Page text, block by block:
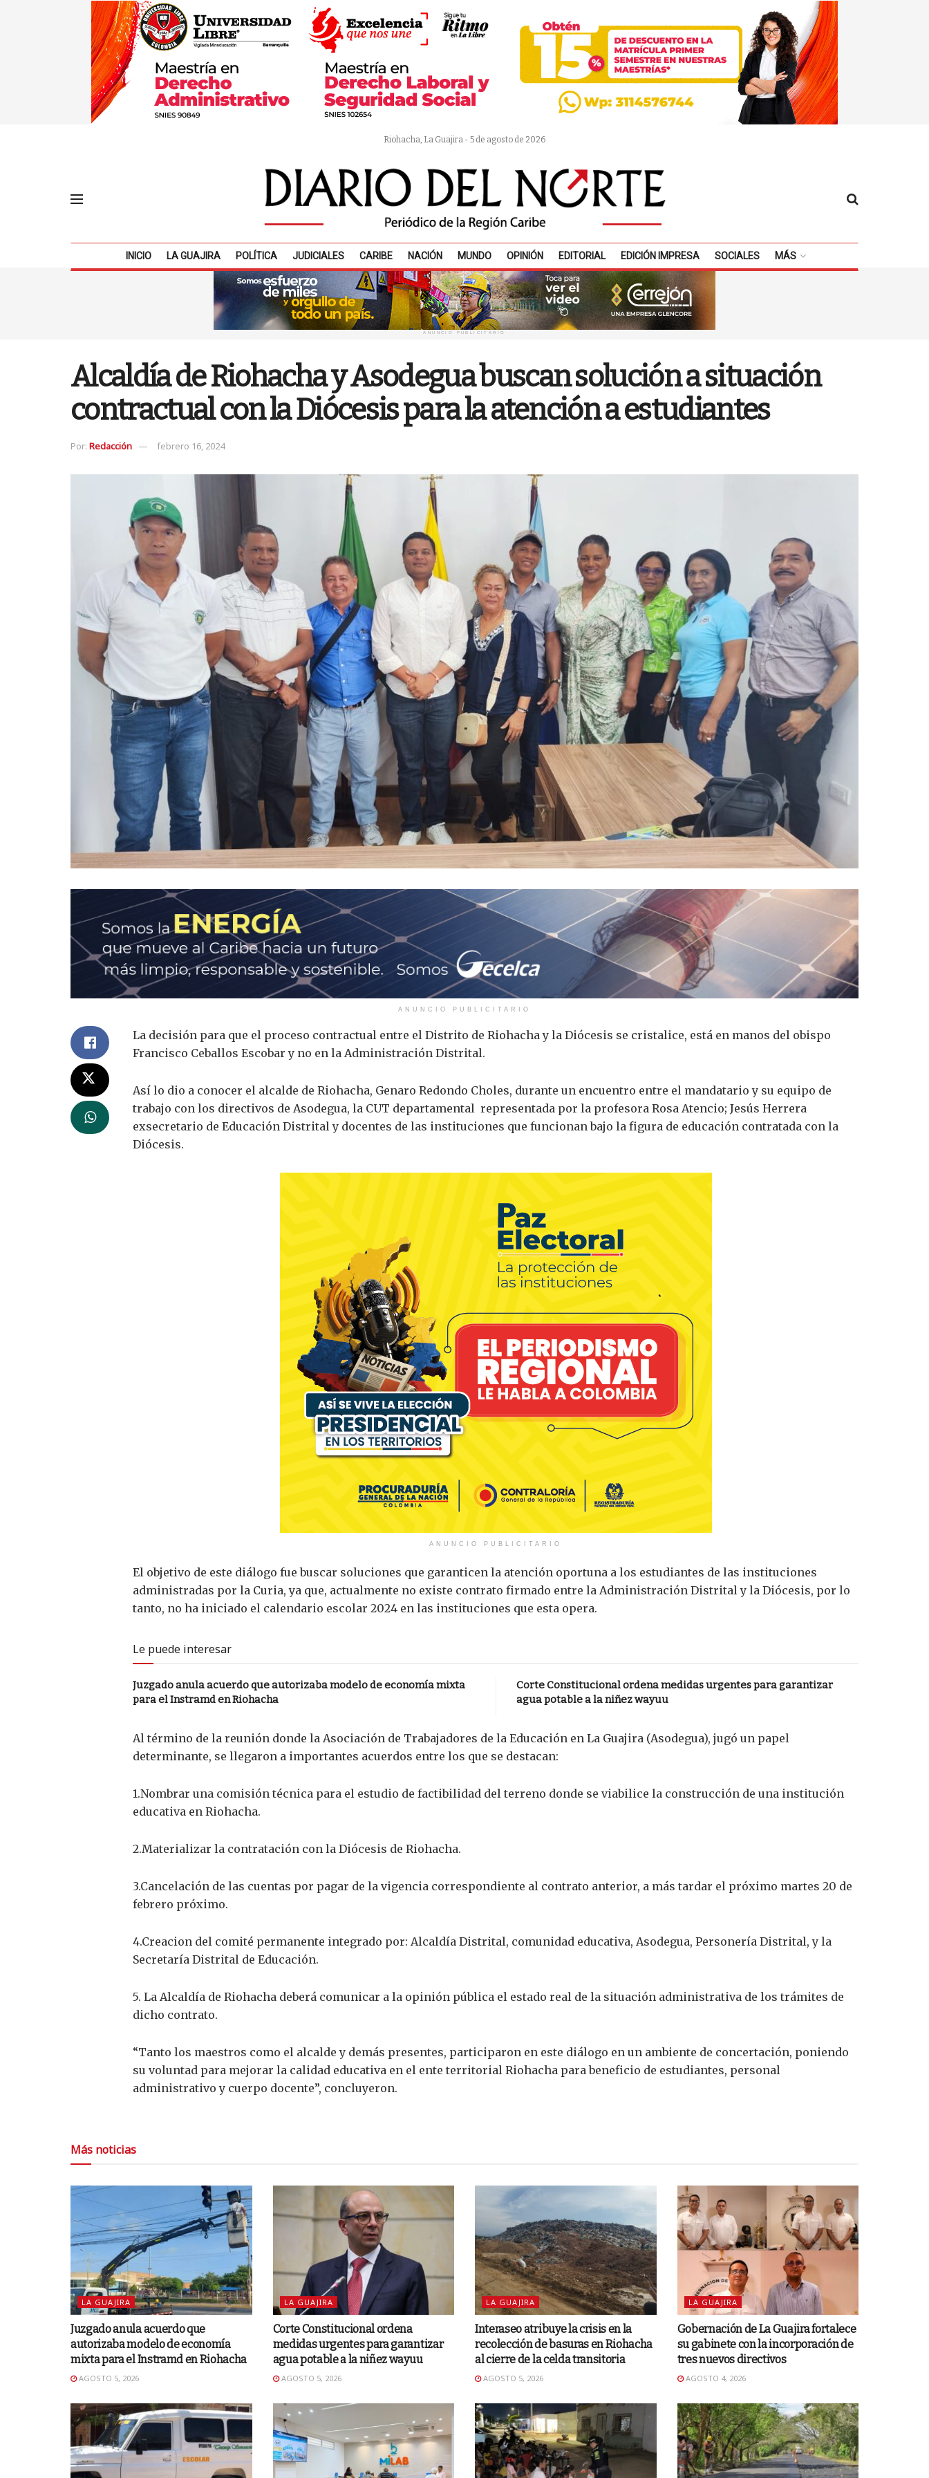
Riohacha, La Guajira - 5 de agosto de 2026
INICIO LA GUAJIRA POLÍTICA JUDICIALES CARIBE NACIÓN MUNDO OPINIÓN EDITORIAL EDICIÓN IMPRESA SOCIALES MÁS
ANUNCIO PUBLICITARIO
Alcaldía de Riohacha y Asodegua buscan solución a situación
contractual con la Diócesis para la atención a estudiantes
Por: Redacción febrero 16, 2024
ANUNCIO PUBLICITARIO
La decisión para que el proceso contractual entre el Distrito de Riohacha y la Diócesis se cristalice, está en manos del obispo
Francisco Ceballos Escobar y no en la Administración Distrital.
Así lo dio a conocer el alcalde de Riohacha, Genaro Redondo Choles, durante un encuentro entre el mandatario y su equipo de
trabajo con los directivos de Asodegua, la CUT departamental representada por la profesora Rosa Atencio; Jesús Herrera
exsecretario de Educación Distrital y docentes de las instituciones que funcionan bajo la figura de educación contratada con la
Diócesis.
ANUNCIO PUBLICITARIO
El objetivo de este diálogo fue buscar soluciones que garanticen la atención oportuna a los estudiantes de las instituciones
administradas por la Curia, ya que, actualmente no existe contrato firmado entre la Administración Distrital y la Diócesis, por lo
tanto, no ha iniciado el calendario escolar 2024 en las instituciones que esta opera.
Le puede interesar
Juzgado anula acuerdo que autorizaba modelo de economía mixta
para el Instramd en Riohacha
Corte Constitucional ordena medidas urgentes para garantizar
agua potable a la niñez wayuu
Al término de la reunión donde la Asociación de Trabajadores de la Educación en La Guajira (Asodegua), jugó un papel
determinante, se llegaron a importantes acuerdos entre los que se destacan:
1.Nombrar una comisión técnica para el estudio de factibilidad del terreno donde se viabilice la construcción de una institución
educativa en Riohacha.
2.Materializar la contratación con la Diócesis de Riohacha.
3.Cancelación de las cuentas por pagar de la vigencia correspondiente al contrato anterior, a más tardar el próximo martes 20 de
febrero próximo.
4.Creacion del comité permanente integrado por: Alcaldía Distrital, comunidad educativa, Asodegua, Personería Distrital, y la
Secretaría Distrital de Educación.
5. La Alcaldía de Riohacha deberá comunicar a la opinión pública el estado real de la situación administrativa de los trámites de
dicho contrato.
“Tanto los maestros como el alcalde y demás presentes, participaron en este diálogo en un ambiente de concertación, poniendo
su voluntad para mejorar la calidad educativa en el ente territorial Riohacha para beneficio de estudiantes, personal
administrativo y cuerpo docente”, concluyeron.
Más noticias
LA GUAJIRA
Juzgado anula acuerdo que
autorizaba modelo de economía
mixta para el Instramd en Riohacha
AGOSTO 5, 2026
LA GUAJIRA
Corte Constitucional ordena
medidas urgentes para garantizar
agua potable a la niñez wayuu
AGOSTO 5, 2026
LA GUAJIRA
Interaseo atribuye la crisis en la
recolección de basuras en Riohacha
al cierre de la celda transitoria
AGOSTO 5, 2026
LA GUAJIRA
Gobernación de La Guajira fortalece
su gabinete con la incorporación de
tres nuevos directivos
AGOSTO 4, 2026